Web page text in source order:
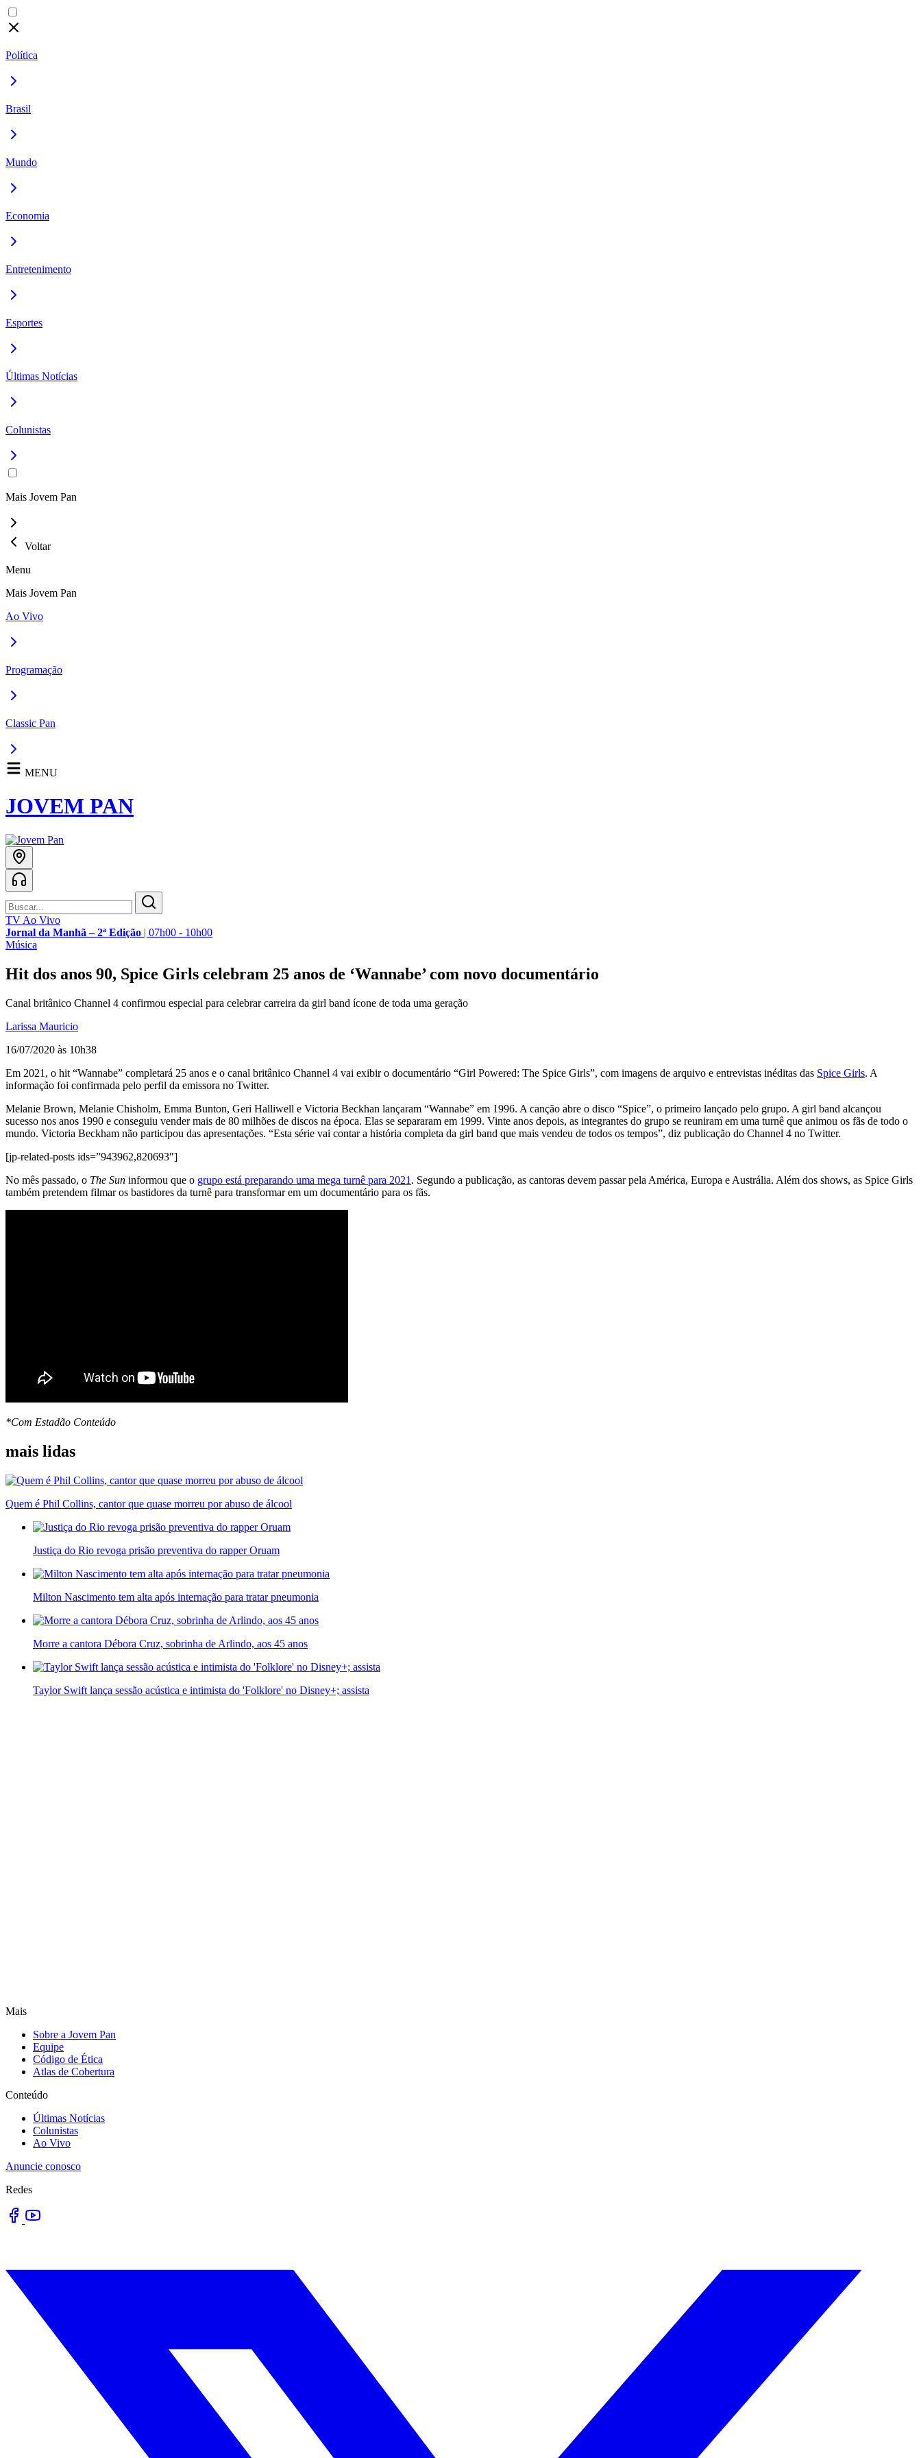
Política
Brasil
Mundo
Economia
Entretenimento
Esportes
Últimas Notícias
Colunistas
Mais Jovem Pan
Voltar
Menu
Mais Jovem Pan
Ao Vivo
Programação
Classic Pan
MENU
JOVEM PAN
TV Ao Vivo
Jornal da Manhã – 2ª Edição | 07h00 - 10h00
Música
Hit dos anos 90, Spice Girls celebram 25 anos de ‘Wannabe’ com novo documentário
Canal britânico Channel 4 confirmou especial para celebrar carreira da girl band ícone de toda uma geração
Larissa Mauricio
16/07/2020 às 10h38
Em 2021, o hit “Wannabe” completará 25 anos e o canal britânico Channel 4 vai exibir o documentário “Girl Powered: The Spice Girls”, com imagens de arquivo e entrevistas inéditas das Spice Girls. A
informação foi confirmada pelo perfil da emissora no Twitter.
Melanie Brown, Melanie Chisholm, Emma Bunton, Geri Halliwell e Victoria Beckhan lançaram “Wannabe” em 1996. A canção abre o disco “Spice”, o primeiro lançado pelo grupo. A girl band alcançou
sucesso nos anos 1990 e conseguiu vender mais de 80 milhões de discos na época. Elas se separaram em 1999. Vinte anos depois, as integrantes do grupo se reuniram em uma turnê que animou os fãs de todo o
mundo. Victoria Beckham não participou das apresentações. “Esta série vai contar a história completa da girl band que mais vendeu de todos os tempos”, diz publicação do Channel 4 no Twitter.
[jp-related-posts ids=”943962,820693″]
No mês passado, o The Sun informou que o grupo está preparando uma mega turnê para 2021 . Segundo a publicação, as cantoras devem passar pela América, Europa e Austrália. Além dos shows, as Spice Girls
também pretendem filmar os bastidores da turnê para transformar em um documentário para os fãs.
*Com Estadão Conteúdo
mais lidas
Quem é Phil Collins, cantor que quase morreu por abuso de álcool
Justiça do Rio revoga prisão preventiva do rapper Oruam
Milton Nascimento tem alta após internação para tratar pneumonia
Morre a cantora Débora Cruz, sobrinha de Arlindo, aos 45 anos
Taylor Swift lança sessão acústica e intimista do 'Folklore' no Disney+; assista
Mais
Sobre a Jovem Pan
Equipe
Código de Ética
Atlas de Cobertura
Conteúdo
Últimas Notícias
Colunistas
Ao Vivo
Anuncie conosco
Redes